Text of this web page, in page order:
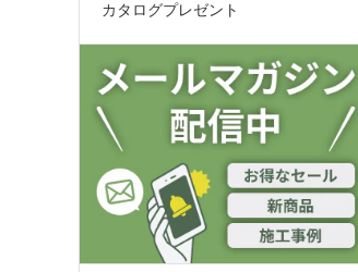
カタログプレゼント